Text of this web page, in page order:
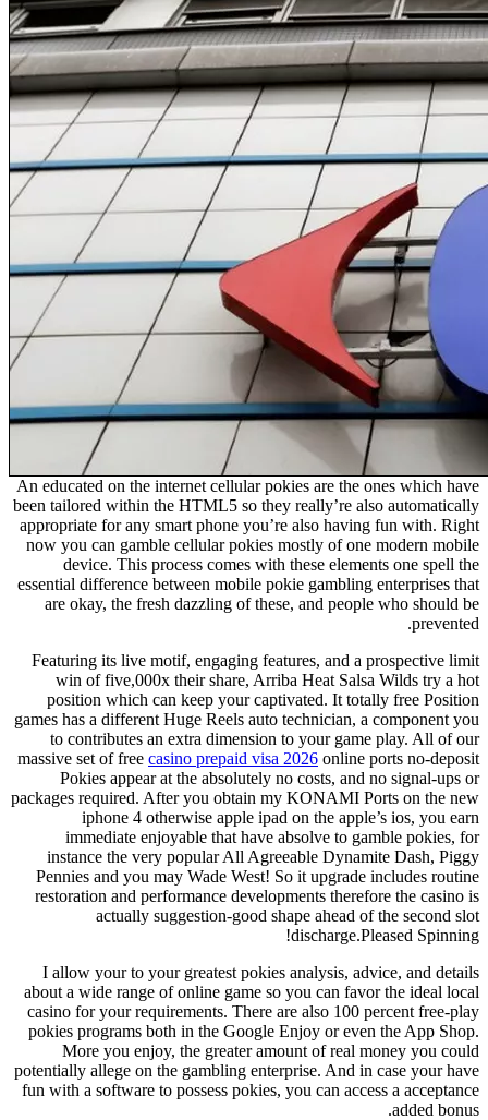
An educated on the internet cellular pokies are the ones which have
been tailored within the HTML5 so they really’re also automatically
appropriate for any smart phone you’re also having fun with. Right
now you can gamble cellular pokies mostly of one modern mobile
device. This process comes with these elements one spell the
essential difference between mobile pokie gambling enterprises that
are okay, the fresh dazzling of these, and people who should be
prevented.
Featuring its live motif, engaging features, and a prospective limit
win of five,000x their share, Arriba Heat Salsa Wilds try a hot
position which can keep your captivated. It totally free Position
games has a different Huge Reels auto technician, a component you
to contributes an extra dimension to your game play. All of our
massive set of free casino prepaid visa 2026 online ports no-deposit
Pokies appear at the absolutely no costs, and no signal-ups or
packages required. After you obtain my KONAMI Ports on the new
iphone 4 otherwise apple ipad on the apple’s ios, you earn
immediate enjoyable that have absolve to gamble pokies, for
instance the very popular All Agreeable Dynamite Dash, Piggy
Pennies and you may Wade West! So it upgrade includes routine
restoration and performance developments therefore the casino is
actually suggestion-good shape ahead of the second slot
discharge.Pleased Spinning!
I allow your to your greatest pokies analysis, advice, and details
about a wide range of online game so you can favor the ideal local
casino for your requirements. There are also 100 percent free-play
pokies programs both in the Google Enjoy or even the App Shop.
More you enjoy, the greater amount of real money you could
potentially allege on the gambling enterprise. And in case your have
fun with a software to possess pokies, you can access a acceptance
added bonus.